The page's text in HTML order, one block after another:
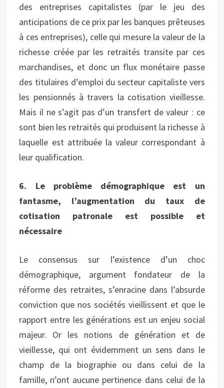
des entreprises capitalistes (par le jeu des
anticipations de ce prix par les banques prêteuses
à ces entreprises), celle qui mesure la valeur de la
richesse créée par les retraités transite par ces
marchandises, et donc un flux monétaire passe
des titulaires d’emploi du secteur capitaliste vers
les pensionnés à travers la cotisation vieillesse.
Mais il ne s’agit pas d’un transfert de valeur : ce
sont bien les retraités qui produisent la richesse à
laquelle est attribuée la valeur correspondant à
leur qualification.
6. Le problème démographique est un
fantasme, l’augmentation du taux de
cotisation patronale est possible et
nécessaire
Le consensus sur l’existence d’un choc
démographique, argument fondateur de la
réforme des retraites, s’enracine dans l’absurde
conviction que nos sociétés vieillissent et que le
rapport entre les générations est un enjeu social
majeur. Or les notions de génération et de
vieillesse, qui ont évidemment un sens dans le
champ de la biographie ou dans celui de la
famille, n’ont aucune pertinence dans celui de la